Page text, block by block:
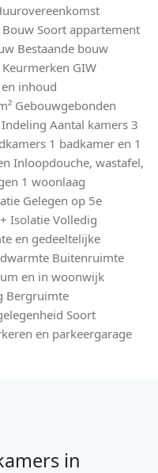
Soort appartement
Bestaande bouw
GIW
inhoud
Gebouwgebonden
Aantal kamers 3
1 badkamer en 1
Inloopdouche, wastafel,
1 woonlaag
Gelegen op 5e
Isolatie Volledig
en gedeeltelijke
Buitenruimte
en in woonwijk
Bergruimte
Soort
en parkeergarage
in